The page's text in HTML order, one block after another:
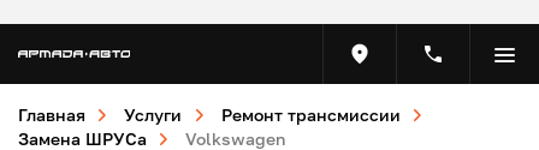
Главная Услуги
Ремонт трансмиссии
Замена ШРУСа
Volkswagen